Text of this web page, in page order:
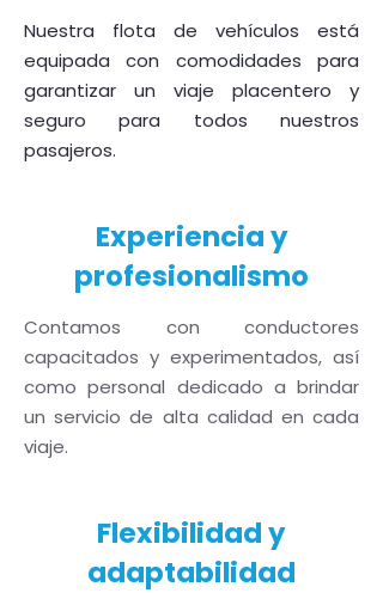
Nuestra flota de vehículos está
equipada con comodidades para
garantizar un viaje placentero y
seguro para todos nuestros
pasajeros.
Experiencia y
profesionalismo
Contamos con conductores
capacitados y experimentados, así
como personal dedicado a brindar
un servicio de alta calidad en cada
viaje.
Flexibilidad y
adaptabilidad